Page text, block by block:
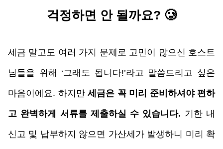
걱정하면 안 될까요? 🥲
세금 말고도 여러 가지 문제로 고민이 많으신 호스트
님들을 위해 ‘그래도 됩니다!’라고 말씀드리고 싶은
마음이에요. 하지만 세금은 꼭 미리 준비하셔야 편하
고 완벽하게 서류를 제출하실 수 있습니다. 기한 내
신고 및 납부하지 않으면 가산세가 발생하니 미리 확